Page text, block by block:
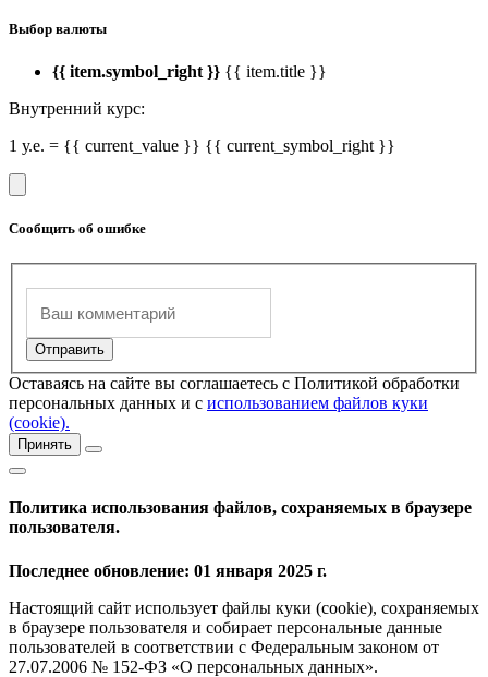
Выбор валюты
{{ item.symbol_right }} {{ item.title }}
Внутренний курс:
1 у.е. = {{ current_value }} {{ current_symbol_right }}
Сообщить об ошибке
Оставаясь на сайте вы соглашаетесь с Политикой обработки
персональных данных и с использованием файлов куки
(cookie).
Принять
Политика использования файлов, сохраняемых в браузере
пользователя.
Последнее обновление: 01 января 2025 г.
Настоящий сайт использует файлы куки (cookie), сохраняемых
в браузере пользователя и собирает персональные данные
пользователей в соответствии с Федеральным законом от
27.07.2006 № 152-ФЗ «О персональных данных».